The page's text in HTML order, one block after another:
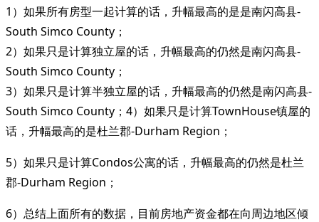
1）如果所有房型一起计算的话，升幅最高的是是南闪高县-
South Simco County；
2）如果只是计算独立屋的话，升幅最高的仍然是南闪高县-
South Simco County；
3）如果只是计算半独立屋的话，升幅最高的仍然是南闪高县-
South Simco County；4）如果只是计算TownHouse镇屋的
话，升幅最高的是杜兰郡-Durham Region；
5）如果只是计算Condos公寓的话，升幅最高的仍然是杜兰
郡-Durham Region；
6）总结上面所有的数据，目前房地产资金都在向周边地区倾